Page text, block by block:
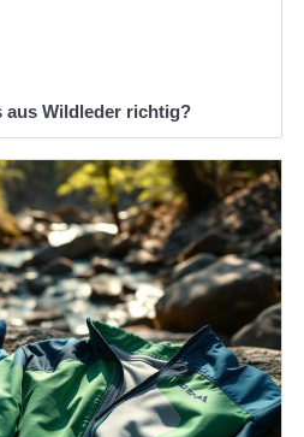
aus Wildleder richtig?